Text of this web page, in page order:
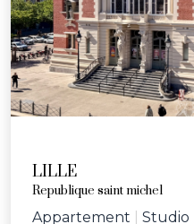
LILLE
Republique saint michel
Appartement Studio